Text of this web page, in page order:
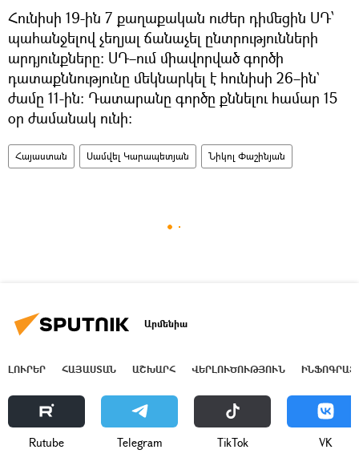
Հունիսի 19-ին 7 քաղաքական ուժեր դիմեցին ՍԴ՝
պահանջելով չեղյալ ճանաչել ընտրությունների
արդյունքները։ ՍԴ–ում միավորված գործի
դատաքննությունը մեկնարկել է հունիսի 26–ին`
ժամը 11-ին։ Դատարանը գործը քննելու համար 15
օր ժամանակ ունի։
Հայաստան Սամվել Կարապետյան Նիկոլ Փաշինյան
Արմենիա
ԼՈՒՐԵՐ ՀԱՅԱՍՏԱՆ ԱՇԽԱՐՀ ՎԵՐԼՈՒԾՈՒԹՅՈՒՆ
Rutube Telegram ТikТоk VK